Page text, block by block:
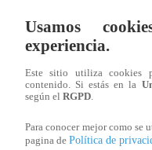
Sofía Franco ocasiona
estado de ebriedad
Usamos
experiencia.
Este sitio utiliza cookies
contenido. Si estás en la
según el RGPD.
Para conocer mejor como se
pagina de Política de